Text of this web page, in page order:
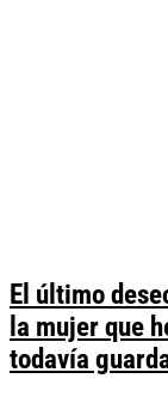
El último
la mujer que
todavía